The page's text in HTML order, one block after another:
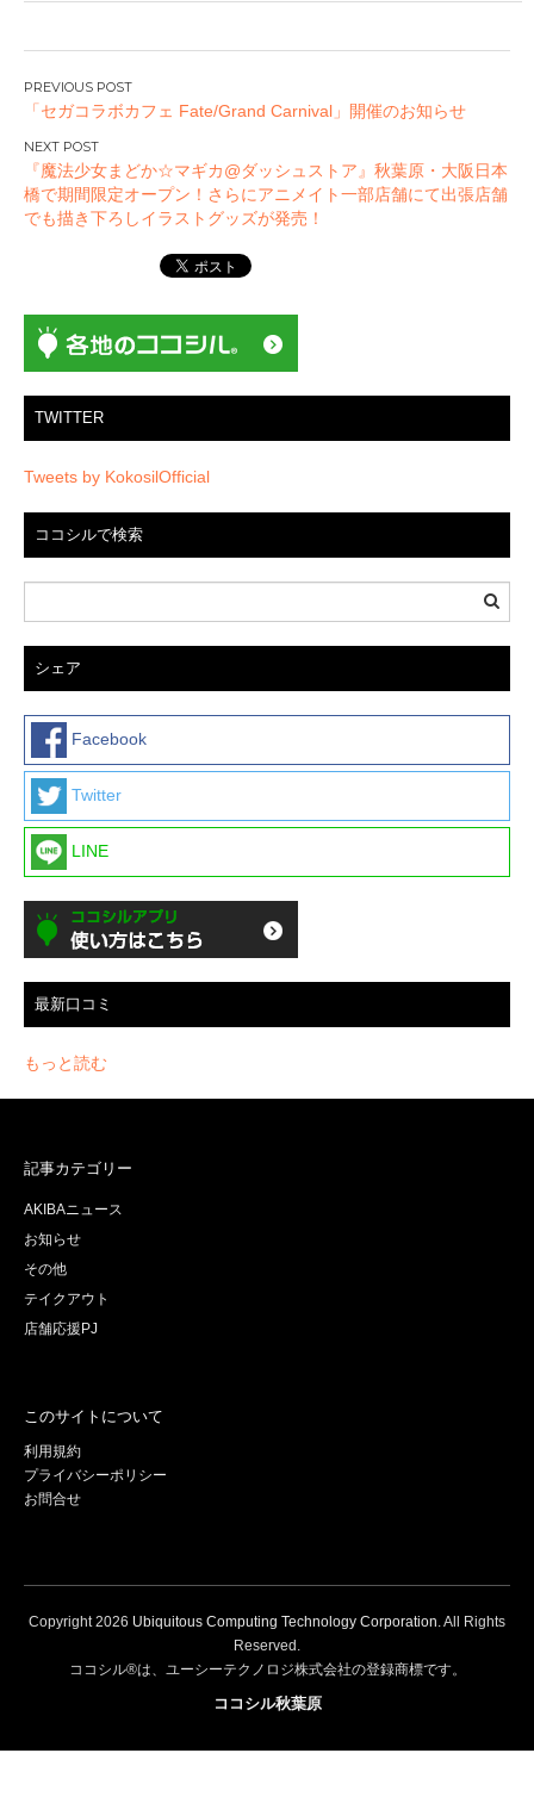
投
稿
ナ
ビ
ゲ
ン
「セガコラボカフェ Fate/Grand Carnival」開催のお知らせ
『魔法少女まどか☆マギカ@ダッシュストア』秋葉原・大阪日本
橋で期間限定オープン！さらにアニメイト一部店舗にて出張店舗
でも描き下ろしイラストグッズが発売！
TWITTER
Tweets by KokosilOfficial
ココシルで検索
シェア
Facebook
Twitter
LINE
最新口コミ
もっと読む
記事カテゴリー
AKIBAニュース
お知らせ
その他
テイクアウト
店舗応援PJ
このサイトについて
利用規約
プライバシーポリシー
お問合せ
Copyright2026 Ubiquitous Computing Technology Corporation. All Rights
Reserved.
ココシル®は、ユーシーテクノロジ株式会社の登録商標です。
ココシル秋葉原